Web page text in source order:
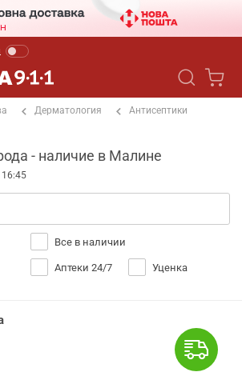
Дерматология Антисептики
- наличие в Малине
16:45
Все в наличии
Аптеки 24/7 Уценка